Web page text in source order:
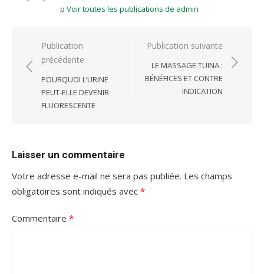
p Voir toutes les publications de admin
Navigation
de
l’article
Publication
précédente
POURQUOI L’URINE
PEUT-ELLE DEVENIR
FLUORESCENTE
Publication suivante
LE MASSAGE TUINA :
BÉNÉFICES ET CONTRE
INDICATION
Laisser un commentaire
Votre adresse e-mail ne sera pas publiée. Les champs
obligatoires sont indiqués avec *
Commentaire *